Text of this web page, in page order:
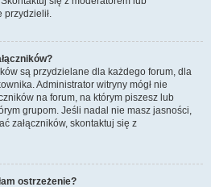
przydzielił.
są przydzielane dla każdego forum, dla
Administrator witryny mógł nie
na forum, na którym piszesz lub
grupom. Jeśli nadal nie masz jasności,
załączników, skontaktuj się z
ostrzeżenie?